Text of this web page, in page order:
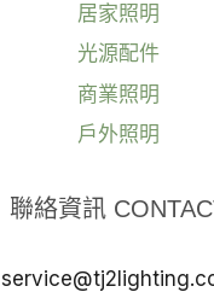
居家照明
光源配件
商業照明
戶外照明
聯絡資訊